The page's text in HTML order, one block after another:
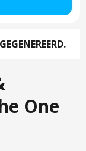
One